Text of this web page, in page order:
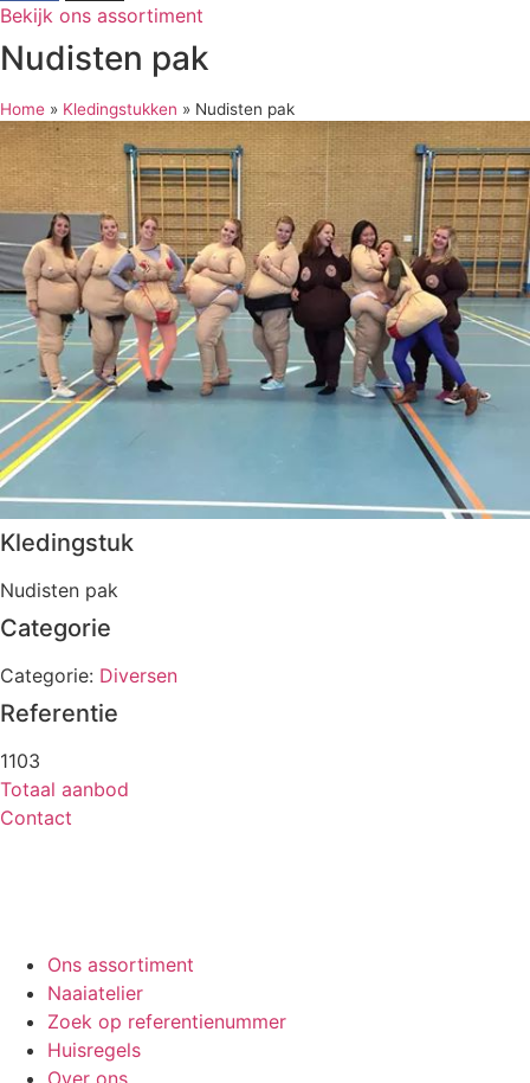
Bekijk ons assortiment
Nudisten pak
Home » Kledingstukken » Nudisten pak
Kledingstuk
Nudisten pak
Categorie
Categorie: Diversen
Referentie
1103
Totaal aanbod
Contact
Ons assortiment
Naaiatelier
Zoek op referentienummer
Huisregels
Over ons